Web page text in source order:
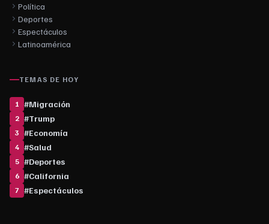
Política
Deportes
Espectáculos
Latinoamérica
TEMAS DE HOY
1 #Migración
2 #Trump
3 #Economía
4 #Salud
5 #Deportes
6 #California
7 #Espectáculos